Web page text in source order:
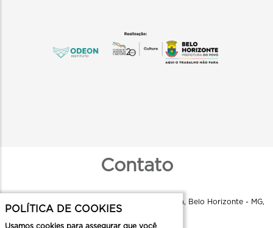
Contato
Instituto Odeon - R. Aquiles Lobo, 79 - Floresta, Belo Horizonte - MG,
POLÍTICA DE COOKIES
Usamos cookies para assegurar que você